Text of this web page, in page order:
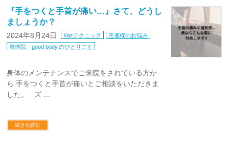
『手をつくと手首が痛い…』さて、どうし
ましょうか？
2024年8月24日 Kazテクニック
患者様のお悩み
整体院 good body.のひとりごと
身体のメンテナンスでご来院をされている方か
ら 手をつくと手首が痛いとご相談をいただきま
した。 ズ …
続きを読む